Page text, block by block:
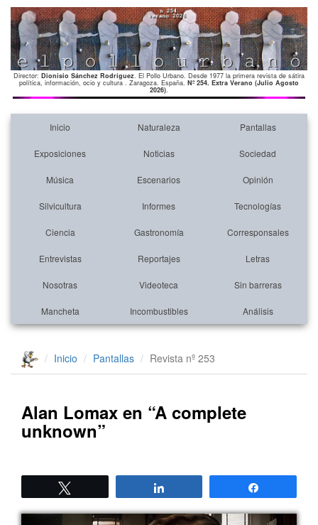
Director: Dionisio Sánchez Rodríguez. El Pollo Urbano. Desde 1977 la primera revista de sátira
política, información, ocio y cultura . Zaragoza. España. Nº 254. Extra Verano (Julio Agosto
2026).
Inicio Naturaleza Pantallas
Exposiciones Noticias Sociedad
Música Escenarios Opinión
Silvicultura Informes Tecnologías
Ciencia Gastronomía Corresponsales
Entrevistas Reportajes Letras
Nosotras Videoteca Sin barreras
Mancheta Incombustibles Análisis
Inicio Pantallas Revista nº 253
Alan Lomax en “A complete
unknown”